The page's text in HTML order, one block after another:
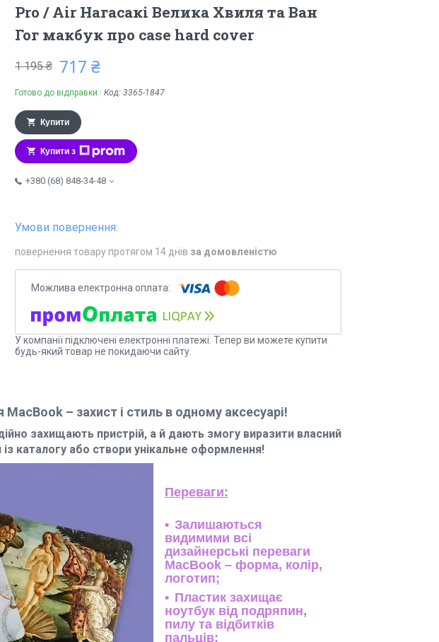
Pro / Air Нагасакі Велика Хвиля та Ван
Гог макбук про case hard cover
1 195 ₴ 717 ₴
Готово до відправки Код: 3365-1847
Купити
Купити з
+380 (68) 848-34-48
повернення товару протягом 14 днів за домовленістю
У компанії підключені електронні платежі. Тепер ви можете купити
будь-який товар не покидаючи сайту.
– захист і стиль в одному аксесуарі!
захищають пристрій, а й дають змогу виразити власний
каталогу або створи унікальне оформлення!
Переваги:
Залишаються
видимими всі
дизайнерські переваги
MacBook – форма, колір,
логотип;
Пластик захищає
ноутбук від подряпин,
пилу та відбитків
пальців;